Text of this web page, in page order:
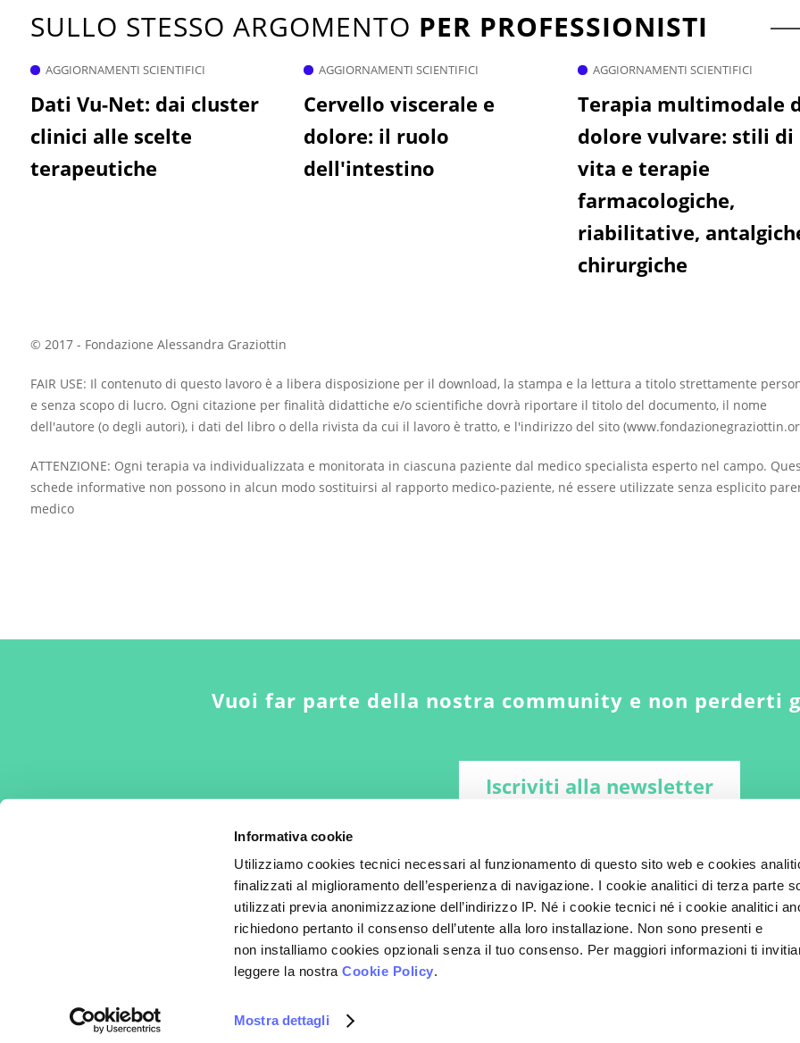
Informativa cookie
Utilizziamo cookies tecnici necessari al funzionamento di questo sito web e cookies
finalizzati al miglioramento dell’esperienza di navigazione. I cookie analitici di terza parte
utilizzati previa anonimizzazione dell’indirizzo IP. Né i cookie tecnici né i cookie analitici
richiedono pertanto il consenso dell’utente alla loro installazione. Non sono presenti e
non installiamo cookies opzionali senza il tuo consenso. Per maggiori informazioni ti
leggere la nostraCookie Policy.
Mostra dettagli
SULLO STESSO ARGOMENTO PER PROFESSIONISTI
AGGIORNAMENTI SCIENTIFICI
Dati Vu-Net: dai cluster
clinici alle scelte
terapeutiche
AGGIORNAMENTI SCIENTIFICI
Cervello viscerale e
dolore: il ruolo
dell'intestino
AGGIORNAMENTI SCIENTIFICI
Terapia multimodale
dolore vulvare: stili di
vita e terapie
farmacologiche,
riabilitative,
chirurgiche
© 2017 - Fondazione Alessandra Graziottin
FAIR USE: Il contenuto di questo lavoro è a libera disposizione per il download, la stampa e la lettura a titolo strettamente
e senza scopo di lucro. Ogni citazione per finalità didattiche e/o scientifiche dovrà riportare il titolo del documento, il nome
dell'autore (o degli autori), i dati del libro o della rivista da cui il lavoro è tratto, e l'indirizzo del sito
ATTENZIONE: Ogni terapia va individualizzata e monitorata in ciascuna paziente dal medico specialista esperto nel campo.
schede informative non possono in alcun modo sostituirsi al rapporto medico-paziente, né essere utilizzate senza esplicito
medico
Vuoi far parte della nostra community e non perderti
Iscriviti alla newsletter
Per la cura del dolore nella donna
© 2008-2026 - Fondazione Alessandra Graziottin
Privacy policy- Cookie policy